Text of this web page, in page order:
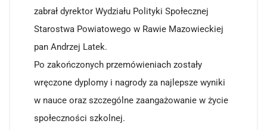
zabrał dyrektor Wydziału Polityki Społecznej
Starostwa Powiatowego w Rawie Mazowieckiej
pan Andrzej Latek.
Po zakończonych przemówieniach zostały
wręczone dyplomy i nagrody za najlepsze wyniki
w nauce oraz szczególne zaangażowanie w życie
społeczności szkolnej.